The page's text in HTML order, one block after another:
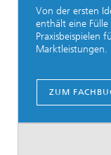
Von der ersten
enthält eine
Praxisbeispielen
Marktleistungen.
ZUM